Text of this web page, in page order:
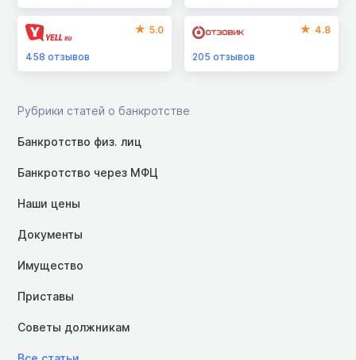
5.0
458 отзывов
4.8
205отзывов
Рубрики статей о банкротстве
Банкротство физ. лиц
Банкротство через МФЦ
Наши цены
Документы
Имущество
Приставы
Советы должникам